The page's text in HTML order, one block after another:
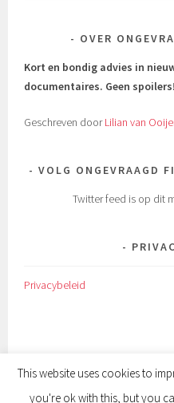
OVER
Kort en bondig advies in
documentaires. Geen spoilers!
Geschreven doorLilian van
VOLG ONGEVRAAGD
Twitter feed is op dit
Privacybeleid
ONDERSTEUND DOOR
This website uses cookies to
you're ok with this, but you